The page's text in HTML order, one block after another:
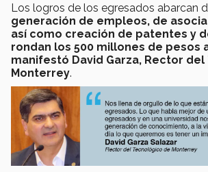
Los logros de los egresados abarcan
generación de empleos, de
así como creación de patentes y
rondan los 500 millones de pesos
manifestó David Garza, Rector del
Monterrey.